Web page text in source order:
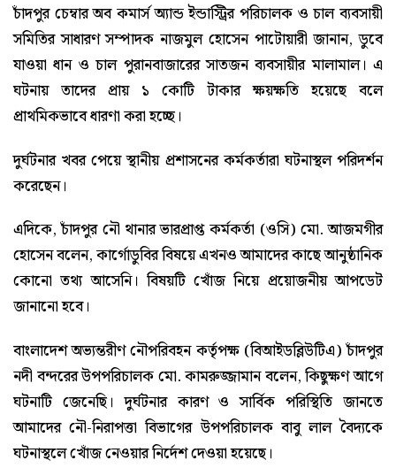
চাঁদপুর চেম্বার অব কমার্স অ্যান্ড ইন্ডাস্ট্রির পরিচালক ও চাল ব্যবসায়ী
সমিতির সাধারণ সম্পাদক নাজমুল হোসেন পাটোয়ারী জানান, ডুবে
যাওয়া ধান ও চাল পুরানবাজারের সাতজন ব্যবসায়ীর মালামাল। এ
ঘটনায় তাদের প্রায় ১ কোটি টাকার ক্ষয়ক্ষতি হয়েছে বলে
প্রাথমিকভাবে ধারণা করা হচ্ছে।
দুর্ঘটনার খবর পেয়ে স্থানীয় প্রশাসনের কর্মকর্তারা ঘটনাস্থল পরিদর্শন
করেছেন।
এদিকে, চাঁদপুর নৌ থানার ভারপ্রাপ্ত কর্মকর্তা (ওসি) মো. আজমগীর
হোসেন বলেন, কার্গোডুবির বিষয়ে এখনও আমাদের কাছে আনুষ্ঠানিক
কোনো তথ্য আসেনি। বিষয়টি খোঁজ নিয়ে প্রয়োজনীয় আপডেট
জানানো হবে।
বাংলাদেশ অভ্যন্তরীণ নৌপরিবহন কর্তৃপক্ষ (বিআইডব্লিউটিএ) চাঁদপুর
নদী বন্দরের উপপরিচালক মো. কামরুজ্জামান বলেন, কিছুক্ষণ আগে
ঘটনাটি জেনেছি। দুর্ঘটনার কারণ ও সার্বিক পরিস্থিতি জানতে
আমাদের নৌ-নিরাপত্তা বিভাগের উপপরিচালক বাবু লাল বৈদ্যকে
ঘটনাস্থলে খোঁজ নেওয়ার নির্দেশ দেওয়া হয়েছে।